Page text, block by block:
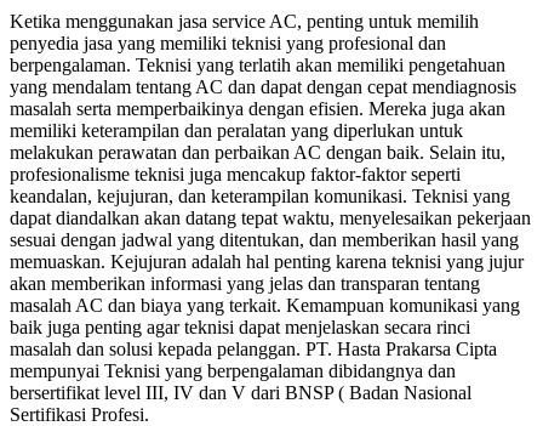
Ketika menggunakan jasa service AC, penting untuk memilih
penyedia jasa yang memiliki teknisi yang profesional dan
berpengalaman. Teknisi yang terlatih akan memiliki pengetahuan
yang mendalam tentang AC dan dapat dengan cepat mendiagnosis
masalah serta memperbaikinya dengan efisien. Mereka juga akan
memiliki keterampilan dan peralatan yang diperlukan untuk
melakukan perawatan dan perbaikan AC dengan baik. Selain itu,
profesionalisme teknisi juga mencakup faktor-faktor seperti
keandalan, kejujuran, dan keterampilan komunikasi. Teknisi yang
dapat diandalkan akan datang tepat waktu, menyelesaikan pekerjaan
sesuai dengan jadwal yang ditentukan, dan memberikan hasil yang
memuaskan. Kejujuran adalah hal penting karena teknisi yang jujur
akan memberikan informasi yang jelas dan transparan tentang
masalah AC dan biaya yang terkait. Kemampuan komunikasi yang
baik juga penting agar teknisi dapat menjelaskan secara rinci
masalah dan solusi kepada pelanggan. PT. Hasta Prakarsa Cipta
mempunyai Teknisi yang berpengalaman dibidangnya dan
bersertifikat level III, IV dan V dari BNSP ( Badan Nasional
Sertifikasi Profesi.